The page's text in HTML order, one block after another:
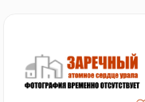
Сумки, чемоданы 0
Ювелирные украшения 7
2